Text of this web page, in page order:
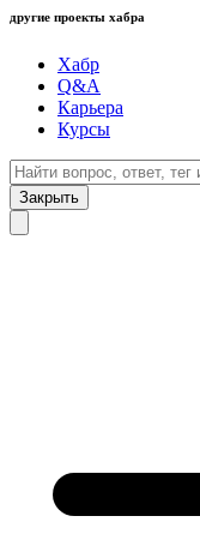
другие проекты хабра
Хабр
Q&A
Карьера
Курсы
Закрыть